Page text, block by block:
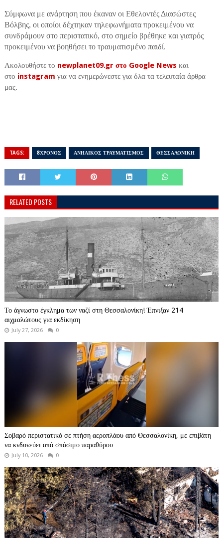
Σύμφωνα με ανάρτηση που έκαναν οι Εθελοντές Διασώστες
Βόλβης, οι οποίοι δέχτηκαν τηλεφωνήματα προκειμένου να
συνδράμουν στο περιστατικό, στο σημείο βρέθηκε και γιατρός
προκειμένου να βοηθήσει το τραυματισμένο παιδί.
Ακολουθήστε το newplanet09.gr στο Google News και
στο instagram για να ενημερώνεστε για όλα τα τελευταία άρθρα
μας.
TAGS: 8ΧΡΟΝΟΣ ΑΝΗΛΙΚΟΣ ΤΡΑΥΜΑΤΙΣΜΟΣ ΘΕΣΣΑΛΟΝΙΚΗ
RELATED POSTS
Το άγνωστο έγκλημα των ναζί στη Θεσσαλονίκη! Έπνιξαν 214
αιχμαλώτους για εκδίκηση
July 27, 2026 0
Σοβαρό περιστατικό σε πτήση αεροπλάου από Θεσσαλονίκη, με επιβάτη
να κνδυνεύει από σπάσιμο παραθύρου
July 10, 2026 0